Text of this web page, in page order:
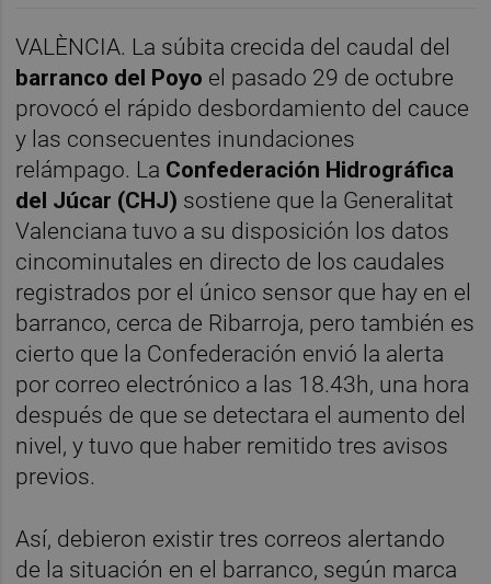
VALÈNCIA. La súbita crecida del caudal del
barranco del Poyo el pasado 29 de octubre
provocó el rápido desbordamiento del cauce
y las consecuentes inundaciones
relámpago. La Confederación Hidrográfica
del Júcar (CHJ) sostiene que la Generalitat
Valenciana tuvo a su disposición los datos
cincominutales en directo de los caudales
registrados por el único sensor que hay en el
barranco, cerca de Ribarroja, pero también es
cierto que la Confederación envió la alerta
por correo electrónico a las 18.43h, una hora
después de que se detectara el aumento del
nivel, y tuvo que haber remitido tres avisos
previos.
Así, debieron existir tres correos alertando
de la situación en el barranco, según marca